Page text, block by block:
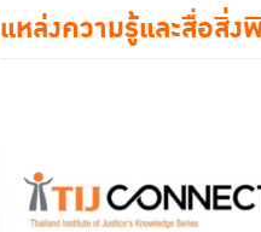
แหล่งความรู้และสื่อสิ่